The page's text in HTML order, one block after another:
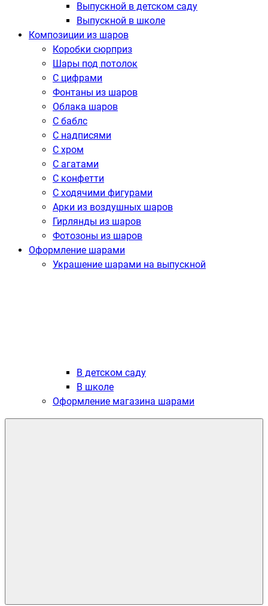
Выпускной в детском саду
Выпускной в школе
Композиции из шаров
Коробки сюрприз
Шары под потолок
С цифрами
Фонтаны из шаров
Облака шаров
С баблс
С надписями
С хром
С агатами
С конфетти
С ходячими фигурами
Арки из воздушных шаров
Гирлянды из шаров
Фотозоны из шаров
Оформление шарами
Украшение шарами на выпускной
В детском саду
В школе
Оформление магазина шарами